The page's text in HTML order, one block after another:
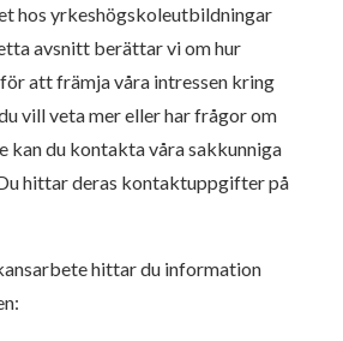
hos yrkeshögskoleutbildningar
avsnitt berättar vi om hur
att främja våra intressen kring
vill veta mer eller har frågor om
kan du kontakta våra sakkunniga
hittar deras kontaktuppgifter på
hittar du information